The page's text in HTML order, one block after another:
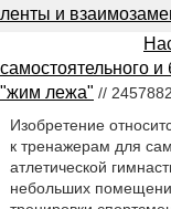
ленты и
самостоятельного
"жим лежа" // 2457882
Изобретение
к тренажерам для
атлетической
небольших